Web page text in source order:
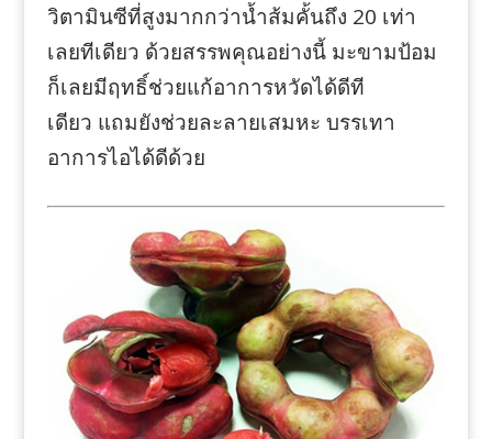
วิตามินซีที่สูงมากกว่าน้ำส้มคั้นถึง 20 เท่า
เลยทีเดียว ด้วยสรรพคุณอย่างนี้ มะขามป้อม
ก็เลยมีฤทธิ์ช่วยแก้อาการหวัดได้ดีที
เดียว แถมยังช่วยละลายเสมหะ บรรเทา
อาการไอได้ดีด้วย